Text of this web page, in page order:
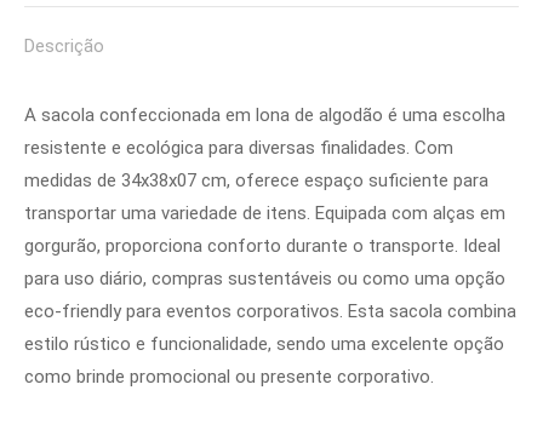
Descrição
A sacola confeccionada em lona de algodão é uma escolha
resistente e ecológica para diversas finalidades. Com
medidas de 34x38x07 cm, oferece espaço suficiente para
transportar uma variedade de itens. Equipada com alças em
gorgurão, proporciona conforto durante o transporte. Ideal
para uso diário, compras sustentáveis ou como uma opção
eco-friendly para eventos corporativos. Esta sacola combina
estilo rústico e funcionalidade, sendo uma excelente opção
como brinde promocional ou presente corporativo.